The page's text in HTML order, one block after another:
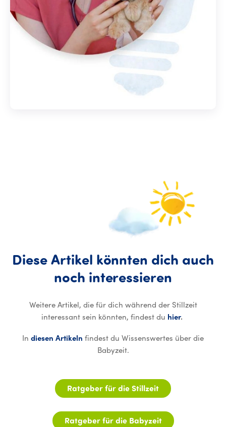
Diese Artikel könnten dich auch
noch interessierenDiese
Weitere Artikel, die für dich während der Stillzeit
interessant sein könnten, findest du hier.
In diesen Artikeln findest du Wissenswertes über die
Babyzeit.
Ratgeber für die Stillzeit
Ratgeber für die Babyzeit